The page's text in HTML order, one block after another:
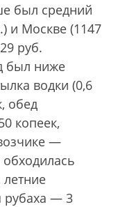
был средний
и Москве (1147
руб.
был ниже
водки (0,6
обед
копеек,
—
рубаха — 3